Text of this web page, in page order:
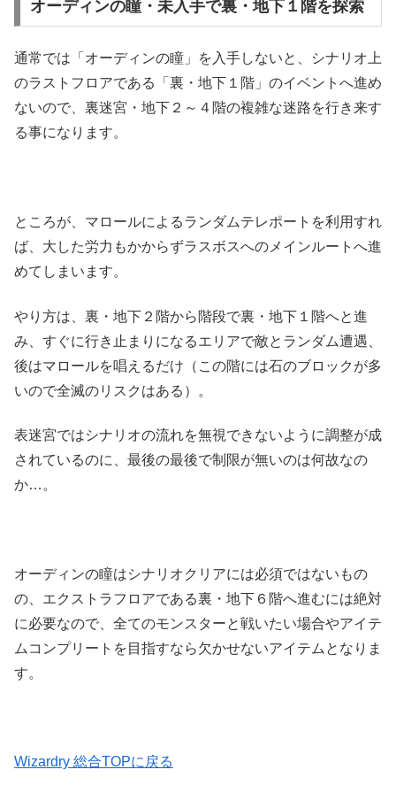
オーディンの瞳・未入手で裏・地下１階を探索
通常では「オーディンの瞳」を入手しないと、シナリオ上
のラストフロアである「裏・地下１階」のイベントへ進め
ないので、裏迷宮・地下２～４階の複雑な迷路を行き来す
る事になります。
ところが、マロールによるランダムテレポートを利用すれ
ば、大した労力もかからずラスボスへのメインルートへ進
めてしまいます。
やり方は、裏・地下２階から階段で裏・地下１階へと進
み、すぐに行き止まりになるエリアで敵とランダム遭遇、
後はマロールを唱えるだけ（この階には石のブロックが多
いので全滅のリスクはある）。
表迷宮ではシナリオの流れを無視できないように調整が成
されているのに、最後の最後で制限が無いのは何故なの
か…。
オーディンの瞳はシナリオクリアには必須ではないもの
の、エクストラフロアである裏・地下６階へ進むには絶対
に必要なので、全てのモンスターと戦いたい場合やアイテ
ムコンプリートを目指すなら欠かせないアイテムとなりま
す。
Wizardry 総合TOPに戻る